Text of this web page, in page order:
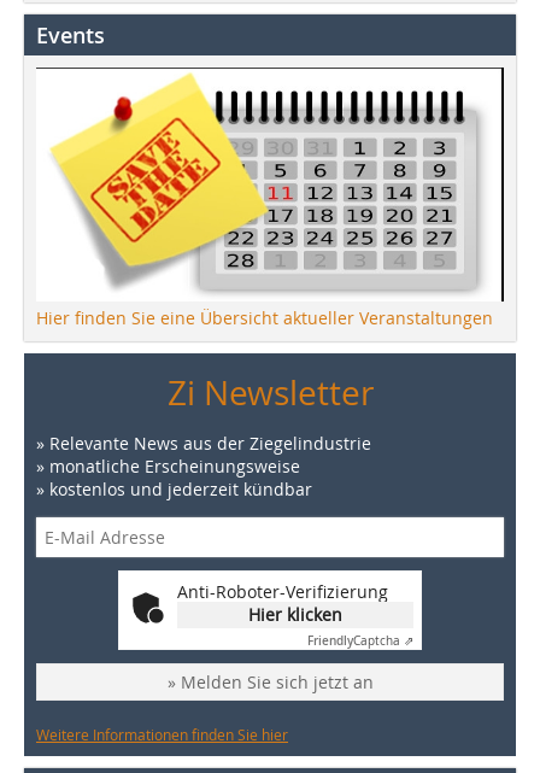
Events
Hier finden Sie eine Übersicht aktueller Veranstaltungen
Zi Newsletter
» Relevante News aus der Ziegelindustrie
» monatliche Erscheinungsweise
» kostenlos und jederzeit kündbar
Anti-Roboter-Verifizierung
Hier klicken
FriendlyCaptcha ⇗
» Melden Sie sich jetzt an
Weitere Informationen finden Sie hier